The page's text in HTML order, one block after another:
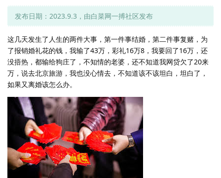
发布日期：2023.9.3，由白菜网一搏社区发布
这几天发生了人生的两件大事，第一件事结婚，第二件事复赌，为
了报销婚礼花的钱，我输了43万，彩礼16万8，我要回了16万，还
没捂热，都输给狗庄了，不知情的老婆，还不知道我网贷欠了20来
万，说去北京旅游，我也没心情去，不知道该不该坦白，坦白了，
如果又离婚该怎么办。